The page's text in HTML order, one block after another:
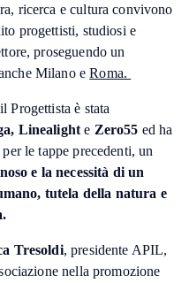
ricerca e cultura convivono
progettisti, studiosi e
proseguendo un
Milano eRoma.
Progettista è stata
Linealighte Zero55 ed ha
le tappe precedenti, un
e la necessità di un
tutela della natura e
Tresoldi, presidente APIL,
nella promozione